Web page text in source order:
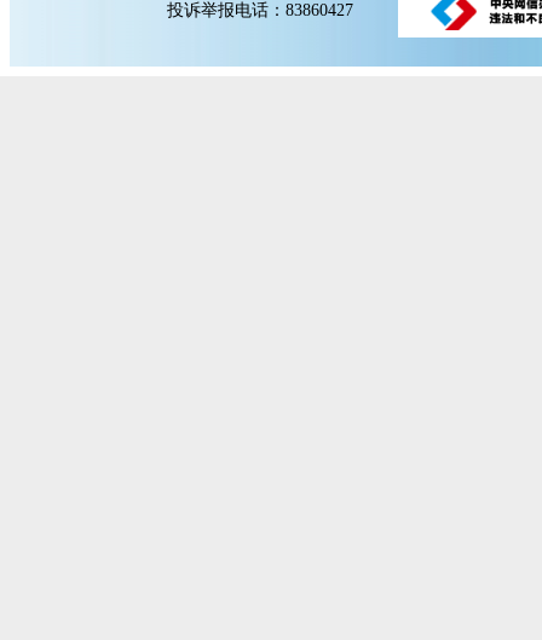
投诉举报电话：83860427